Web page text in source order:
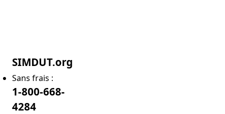
SIMDUT.org
Sans frais :
1-800-668-
4284